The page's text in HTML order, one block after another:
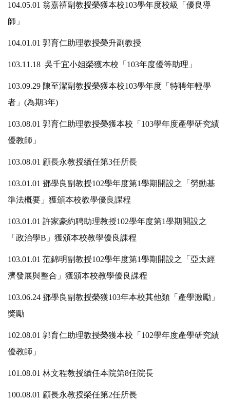
104.05.01 翁嘉禧副教授榮獲本校103學年度校級「優良導
師」
104.01.01 郭育仁助理教授榮升副教授
103.11.18 吳千宜小姐榮獲本校「103年度優等助理」
103.09.29 陳至潔副教授榮獲本校103學年度「特聘年輕學
者」(為期3年)
103.08.01 郭育仁助理教授榮獲本校「103學年度產學研究績
優教師」
103.08.01 顧長永教授續任第3任所長
103.01.01 鄧學良副教授102學年度第1學期開設之「勞動基
準法概要」獲頒本校教學優良課程
103.01.01 許家豪約聘助理教授102學年度第1學期開設之
「政治學B」獲頒本校教學優良課程
103.01.01 范錦明副教授102學年度第1學期開設之「亞太經
濟發展與整合」獲頒本校教學優良課程
103.06.24 鄧學良副教授榮獲103年本校其他類「產學激勵」
獎勵
102.08.01 郭育仁助理教授榮獲本校「102學年度產學研究績
優教師」
101.08.01 林文程教授續任本院第8任院長
100.08.01 顧長永教授榮任第2任所長